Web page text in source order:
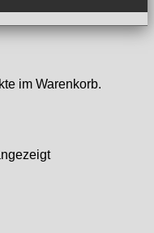
im Warenkorb.